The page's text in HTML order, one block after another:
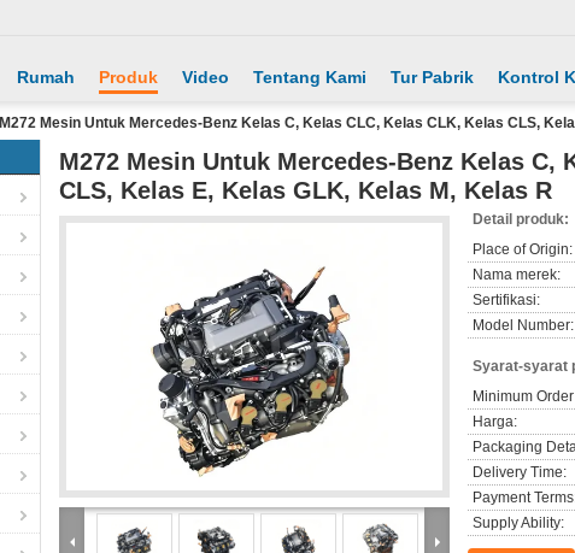
Rumah Produk Video Tentang Kami Tur Pabrik Kontrol
M272 Mesin Untuk Mercedes-Benz Kelas C, Kelas CLC, Kelas CLK, Kelas CLS,
M272 Mesin Untuk Mercedes-Benz Kelas C,
CLS, Kelas E, Kelas GLK, Kelas M, Kelas R
Detail produk:
Place of Origin:
Nama merek:
Sertifikasi:
Model Number:
Syarat-syarat
Minimum
Harga:
Packaging
Delivery Time:
Payment
Supply Ability: